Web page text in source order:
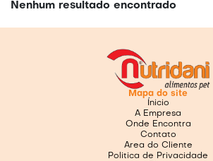
Nenhum resultado encontrado
Mapa do site
Ínicio
A Empresa
Onde Encontra
Contato
Area do Cliente
Politica de Privacidade